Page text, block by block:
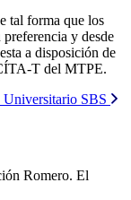
tal forma que los
y desde
a disposición de
T del MTPE.
SBS
Romero. El